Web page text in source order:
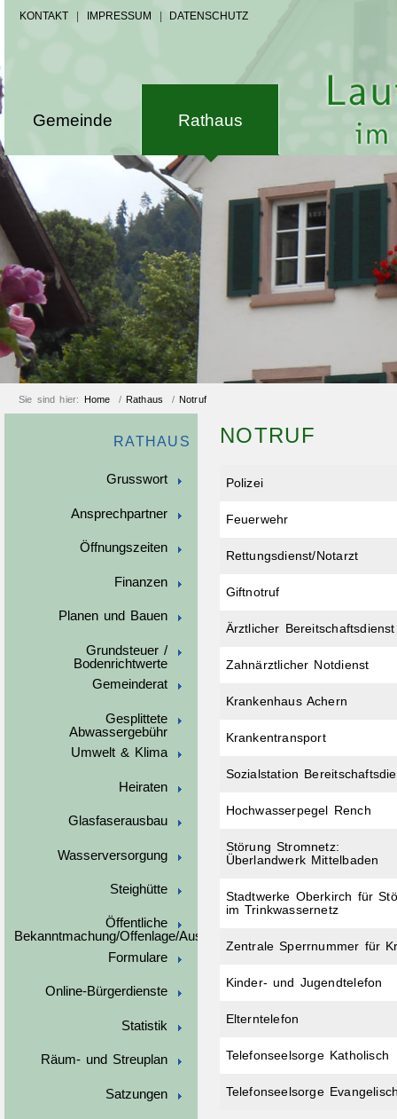
KONTAKT IMPRESSUM DATENSCHUTZ
Gemeinde Rathaus
Sie sind hier: Home / Rathaus / Notruf
RATHAUS
Grusswort
Ansprechpartner
Öffnungszeiten
Finanzen
Planen und Bauen
Grundsteuer /
Bodenrichtwerte
Gemeinderat
Gesplittete
Abwassergebühr
Umwelt & Klima
Heiraten
Glasfaserausbau
Wasserversorgung
Steighütte
Öffentliche
Bekanntmachung/Offenlage/Ausschreibungen
Formulare
Online-Bürgerdienste
Statistik
Räum- und Streuplan
Satzungen
NOTRUF
Polizei
Feuerwehr
Rettungsdienst/Notarzt
Giftnotruf
Ärztlicher Bereitschaftsdienst
Zahnärztlicher Notdienst
Krankenhaus Achern
Krankentransport
Sozialstation
Hochwasserpegel Rench
Störung Stromnetz:
Überlandwerk Mittelbaden
Stadtwerke Oberkirch für
im Trinkwassernetz
Zentrale
Kinder- und Jugendtelefon
Elterntelefon
Telefonseelsorge Katholisch
Telefonseelsorge